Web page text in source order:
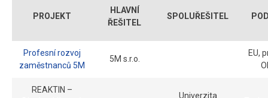
PROJEKT
HLAVNÍ
ŘEŠITEL
SPOLUŘEŠITEL
Profesní rozvoj
zaměstnanců 5M
5M s.r.o.
EU,
REAKTIN –
Univerzita